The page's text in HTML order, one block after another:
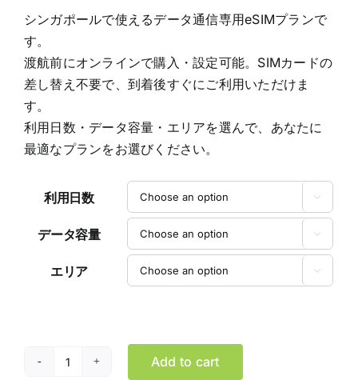
through
シンガポールで使えるデータ通信専用eSIMプランで
す。
渡航前にオンラインで購入・設定可能。SIMカードの
差し替え不要で、到着後すぐにご利用いただけま
す。
利用日数・データ容量・エリアを選んで、あなたに
最適なプランをお選びください。
利用日数 
データ容量 
エリア 
シ
Add to cart